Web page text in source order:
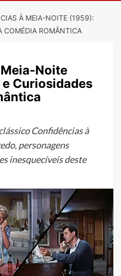
À MEIA-NOITE (1959):
COMÉDIA ROMÂNTICA
Noite
Curiosidades
Confidências à
personagens
inesquecíveis deste